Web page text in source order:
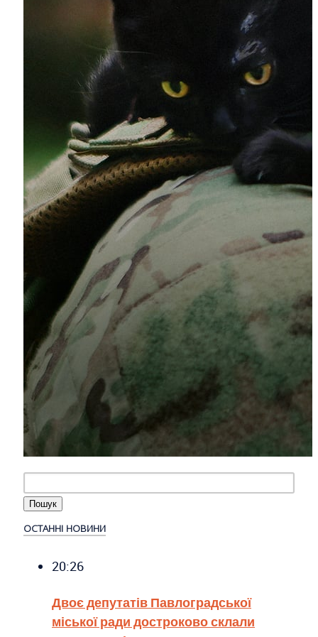
ОСТАННІ НОВИНИ
20:26
Двоє депутатів Павлоградської
міської ради достроково склали